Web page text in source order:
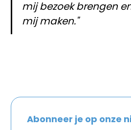
mij bezoek brengen
mij maken."
Abonneer je op onze